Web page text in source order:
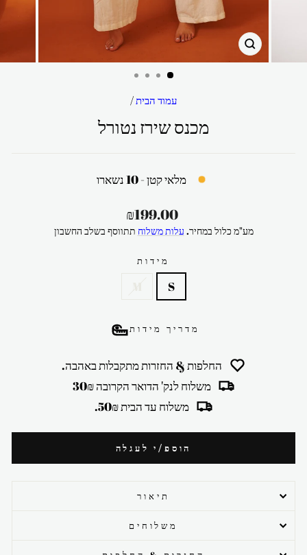
סגור
עמוד הבית/
מכנס שירז נטורל
מלאי קטן - 10 נשארו
מחיר
רגיל
₪199.00
מע"מ כלול במחיר. עלות משלוח תתווסף בשלב החשבון
מידות
S
מדריך מידות
החלפות & החזרות מתקבלות באהבה.
משלוח לנק' הדואר הקרובה 30₪
משלוח עד הבית 50₪.
הוספ/י לעגלה
תיאור
משלוחים